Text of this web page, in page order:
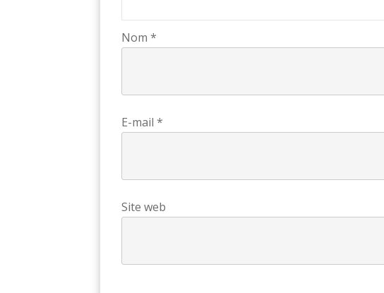
Nom *
E-mail *
Site web